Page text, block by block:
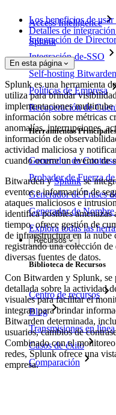
Access Intelligence
Integración de
Integración-de-SSO
Self-hosting Bitwarden
Políticas de Empresa
Recuperación de
Herramientas Principales
Generador de
Probador de Fuerza
Generador de Frases
Generador de
Explora todas las
Recursos
Biblioteca de Recursos
Centro de recursos
Blog
Transmisiones en línea
Casos de éxito
Comparación
Los beneficios de
Detalles de
Splunk
En esta página
Splunk es una herramienta
utiliza para brindar
implementaciones
información sobre métricas
anomalías, interrupciones,
información de
actividad maliciosa y
cuando ocurre un evento de
Bitwarden ySplunkse
eventos e información de
ataques maliciosos e
identifica posibles
tiempo, ofrece gestión de
de infraestructura en la nube
registrando una colección
diversas fuentes de datos.
Con Bitwarden y Splunk, se
detallada sobre la actividad
visuales para facilitar el
integran para brindar
Bitwarden determinada,
usuarios, cambios de
Combinado con el
redes, Splunk ofrece una
empresa.